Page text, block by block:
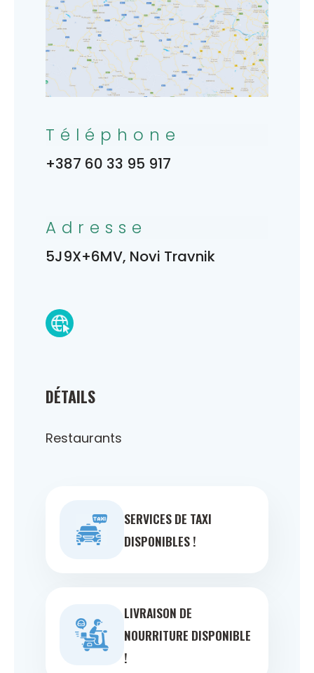
DÉTAILS
Restaurants
SERVICES DE TAXI
DISPONIBLES !
LIVRAISON DE
NOURRITURE DISPONIBLE
!
Téléphone
+387 60 33 95 917
Adresse
5J9X+6MV, Novi Travnik